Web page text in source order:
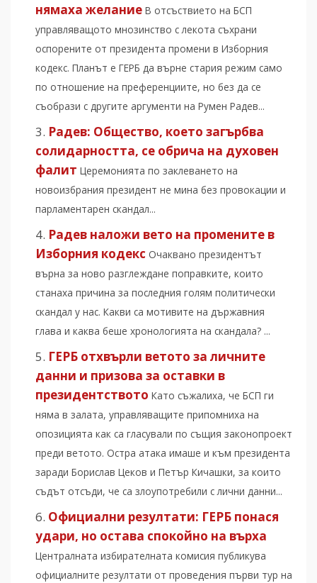
нямаха желание В отсъствието на БСП
управляващото мнозинство с лекота съхрани
оспорените от президента промени в Изборния
кодекс. Планът е ГЕРБ да върне стария режим само
по отношение на преференциите, но без да се
съобрази с другите аргументи на Румен Радев...
Радев: Общество, което загърбва
солидарността, се обрича на духовен
фалит Церемонията по заклеването на
новоизбрания президент не мина без провокации и
парламентарен скандал...
Радев наложи вето на промените в
Изборния кодекс Очаквано президентът
върна за ново разглеждане поправките, които
станаха причина за последния голям политически
скандал у нас. Какви са мотивите на държавния
глава и каква беше хронологията на скандала? ...
ГЕРБ отхвърли ветото за личните
данни и призова за оставки в
президентството Като съжалиха, че БСП ги
няма в залата, управляващите припомниха на
опозицията как са гласували по същия законопроект
преди ветото. Остра атака имаше и към президента
заради Борислав Цеков и Петър Кичашки, за които
съдът отсъди, че са злоупотребили с лични данни...
Официални резултати: ГЕРБ понася
удари, но остава спокойно на върха
Централната избирателната комисия публикува
официалните резултати от проведения първи тур на